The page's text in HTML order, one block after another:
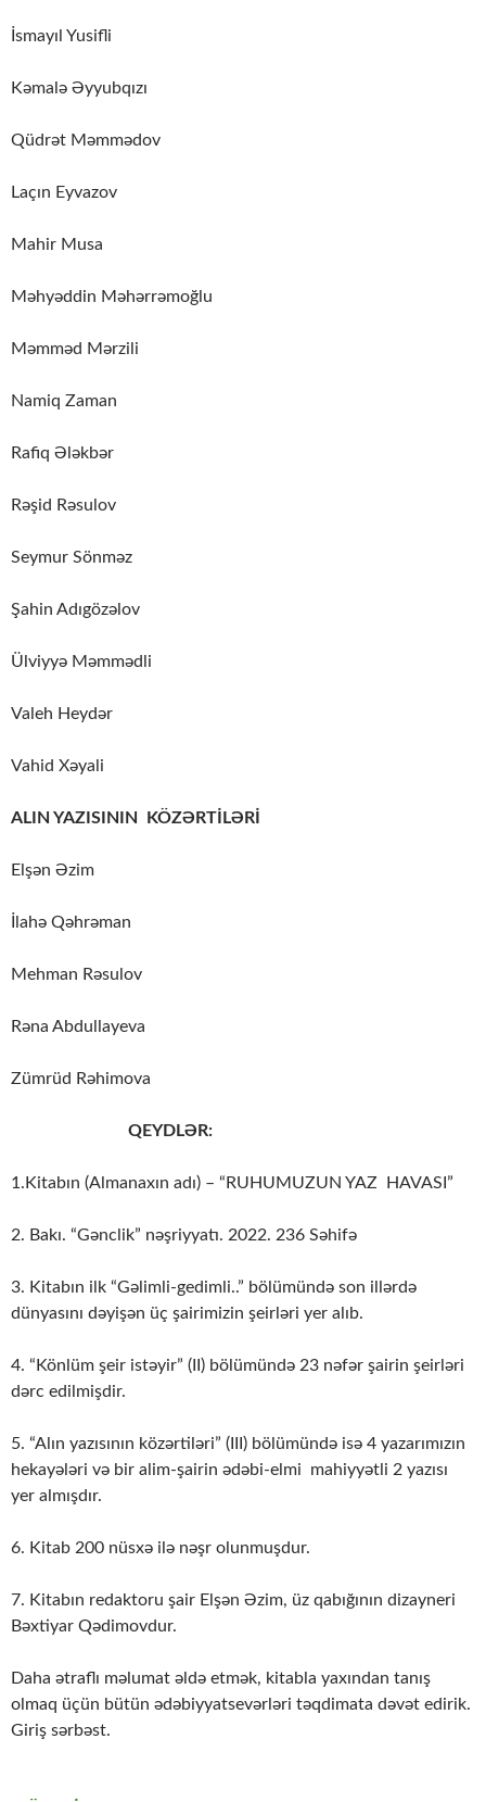
İsmayıl Yusifli
Kəmalə Əyyubqızı
Qüdrət Məmmədov
Laçın Eyvazov
Mahir Musa
Məhyəddin Məhərrəmoğlu
Məmməd Mərzili
Namiq Zaman
Rafiq Ələkbər
Rəşid Rəsulov
Seymur Sönməz
Şahin Adıgözəlov
Ülviyyə Məmmədli
Valeh Heydər
Vahid Xəyali
ALIN YAZISININ KÖZƏRTİLƏRİ
Elşən Əzim
İlahə Qəhrəman
Mehman Rəsulov
Rəna Abdullayeva
Zümrüd Rəhimova
QEYDLƏR:
1.Kitabın (Almanaxın adı) – “RUHUMUZUN YAZ HAVASI”
2. Bakı. “Gənclik” nəşriyyatı. 2022. 236 Səhifə
3. Kitabın ilk “Gəlimli-gedimli..” bölümündə son illərdə
dünyasını dəyişən üç şairimizin şeirləri yer alıb.
4. “Könlüm şeir istəyir” (II) bölümündə 23 nəfər şairin şeirləri
dərc edilmişdir.
5. “Alın yazısının közərtiləri” (III) bölümündə isə 4 yazarımızın
hekayələri və bir alim-şairin ədəbi-elmi mahiyyətli 2 yazısı
yer almışdır.
6. Kitab 200 nüsxə ilə nəşr olunmuşdur.
7. Kitabın redaktoru şair Elşən Əzim, üz qabığının dizayneri
Bəxtiyar Qədimovdur.
Daha ətraflı məlumat əldə etmək, kitabla yaxından tanış
olmaq üçün bütün ədəbiyyatsevərləri təqdimata dəvət edirik.
Giriş sərbəst.